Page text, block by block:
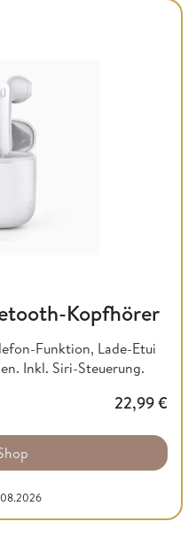
Kopfhörer
Funktion, Lade-Etui
Inkl. Siri-Steuerung.
22,99€